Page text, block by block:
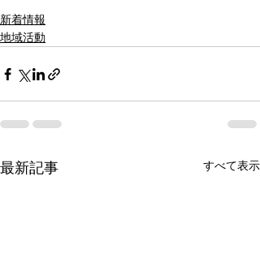
新着情報
地域活動
最新記事 すべて表示